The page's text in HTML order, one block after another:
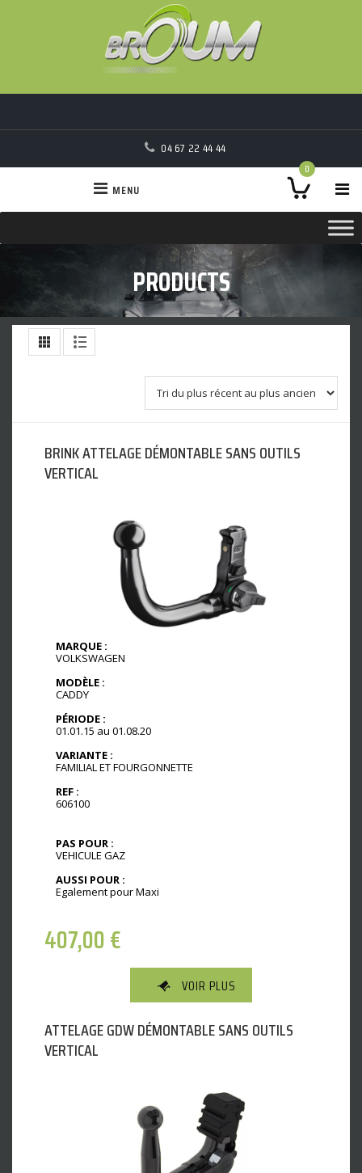
04 67 22 44 44
0
MENU
PRODUCTS
BRINK ATTELAGE DÉMONTABLE SANS OUTILS
VERTICAL
MARQUE :
VOLKSWAGEN
MODÈLE :
CADDY
PÉRIODE :
01.01.15 au 01.08.20
VARIANTE :
FAMILIAL ET FOURGONNETTE
REF :
606100
PAS POUR :
VEHICULE GAZ
AUSSI POUR :
Egalement pour Maxi
407,00€
VOIR PLUS
ATTELAGE GDW DÉMONTABLE SANS OUTILS
VERTICAL